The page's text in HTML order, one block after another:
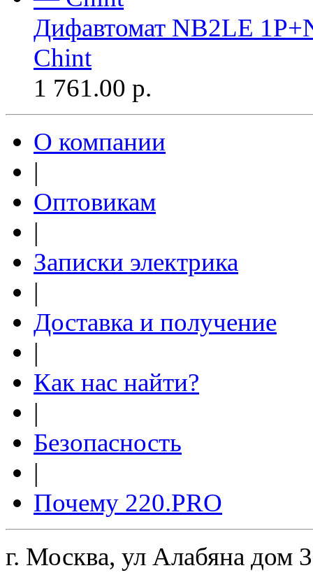
Дифавтомат NB2LE
Chint
1 761.00 р.
О компании
|
Оптовикам
|
Записки электрика
|
Доставка и получение
|
Как нас найти?
|
Безопасность
|
Почему 220.PRO
г. Москва, ул Алабяна дом